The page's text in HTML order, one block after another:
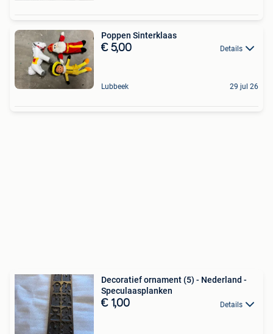
Poppen Sinterklaas
€ 5,00 Details
Lubbeek 29 jul 26
Decoratief ornament (5) - Nederland -
Speculaasplanken
€ 1,00 Details